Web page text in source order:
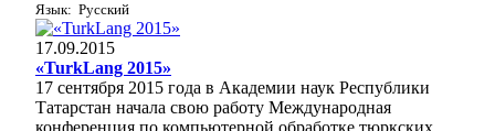
Язык: Русский
17.09.2015
«TurkLang 2015»
17 сентября 2015 года в Академии наук Республики
Татарстан начала свою работу Международная
конференция по компьютерной обработке тюркских